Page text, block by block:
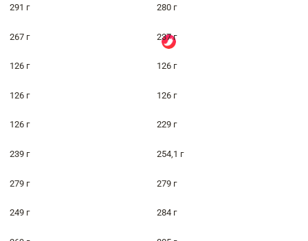
291 г 280 г
267 г 237 г
126 г 126 г
126 г 126 г
126 г 229 г
239 г 254,1 г
279 г 279 г
249 г 284 г